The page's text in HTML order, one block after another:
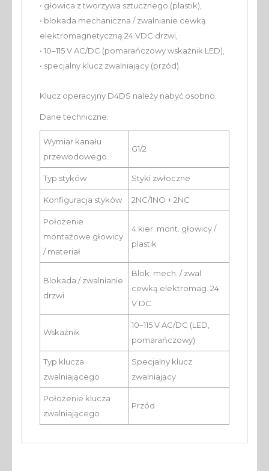
• głowica z tworzywa sztucznego (plastik),
• blokada mechaniczna / zwalnianie cewką
elektromagnetyczną 24 VDC drzwi,
• 10–115 V AC/DC (pomarańczowy wskaźnik LED),
• specjalny klucz zwalniający (przód).
Klucz operacyjny D4DS należy nabyć osobno.
Dane techniczne:
Wymiar kanału
przewodowego
G1/2
Typ styków Styki zwłoczne
Konfiguracja styków 2NC/1NO + 2NC
Położenie
montażowe głowicy
/ materiał
4 kier. mont. głowicy /
plastik
Blokada / zwalnianie
drzwi
Blok. mech. / zwal.
cewką elektromag. 24
V DC
Wskaźnik
10–115 V AC/DC (LED,
pomarańczowy)
Typ klucza
zwalniającego
Specjalny klucz
zwalniający
Położenie klucza
zwalniającego
Przód